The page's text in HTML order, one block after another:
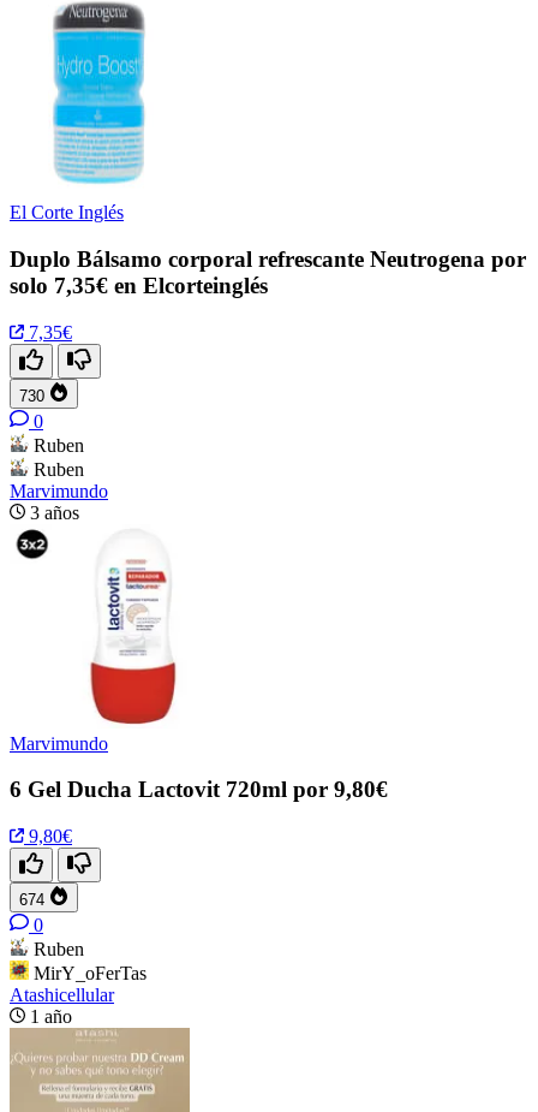
El Corte Inglés
Duplo Bálsamo corporal refrescante Neutrogena por
solo 7,35€ en Elcorteinglés
7,35€
730
0
Ruben
Ruben
Marvimundo
3 años
Marvimundo
6 Gel Ducha Lactovit 720ml por 9,80€
9,80€
674
0
Ruben
MirY_oFerTas
Atashicellular
1 año